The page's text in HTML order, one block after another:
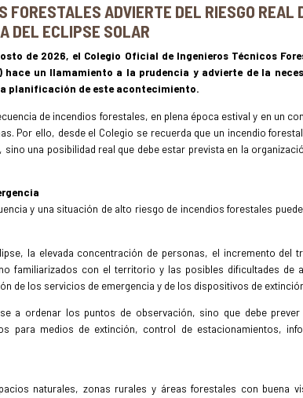
FORESTALES ADVIERTE DEL RIESGO REAL
DEL ECLIPSE SOLAR
de 2026, el Colegio Oficial de Ingenieros Técnicos
hace un llamamiento a la prudencia y advierte de la
planificación de este acontecimiento.
de incendios forestales, en plena época estival y en un
Por ello, desde el Colegio se recuerda que un incendio
, sino una posibilidad real que debe estar prevista en la
y una situación de alto riesgo de incendios forestales
la elevada concentración de personas, el incremento del
familiarizados con el territorio y las posibles dificultades de
de los servicios de emergencia y de los dispositivos de
a ordenar los puntos de observación, sino que debe prever
para medios de extinción, control de estacionamientos,
naturales, zonas rurales y áreas forestales con buena